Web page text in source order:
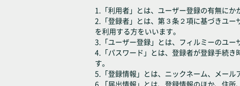
1.「利用者」とは、ユーザー登録の有無にか
2.「登録者」とは、第３条２項に基づきユー
を利用する方をいいます。
3.「ユーザー登録」とは、フィルミーのユー
4.「パスワード」とは、登録者が登録手続
す。
5.「登録情報」とは、ニックネーム、メール
6.「届出情報」とは、登録情報のほか、住